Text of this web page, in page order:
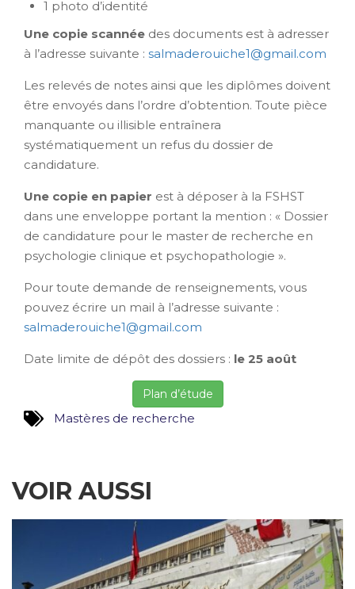
1 photo d’identité
Une copie scannée des documents est à adresser
à l’adresse suivante : salmaderouiche1@gmail.com
Les relevés de notes ainsi que les diplômes doivent
être envoyés dans l’ordre d’obtention. Toute pièce
manquante ou illisible entraînera
systématiquement un refus du dossier de
candidature.
Une copie en papier est à déposer à la FSHST
dans une enveloppe portant la mention : « Dossier
de candidature pour le master de recherche en
psychologie clinique et psychopathologie ».
Pour toute demande de renseignements, vous
pouvez écrire un mail à l’adresse suivante :
salmaderouiche1@gmail.com
Date limite de dépôt des dossiers : le 25 août
Plan d’étude
Mastères de recherche
VOIR AUSSI